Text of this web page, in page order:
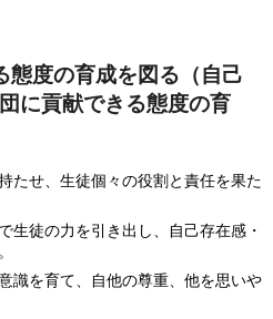
態度の育成を図る（自己
に貢献できる態度の育
たせ、生徒個々の役割と責任を果た
生徒の力を引き出し、自己存在感・
識を育て、自他の尊重、他を思いや